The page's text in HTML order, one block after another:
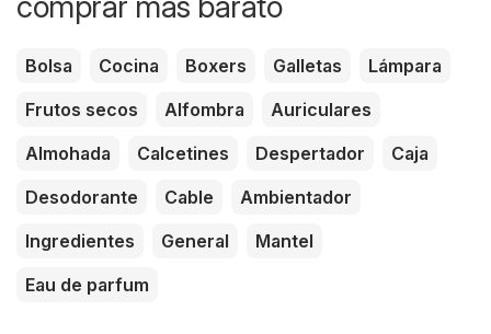
Bolsa Cocina Boxers Galletas
Lámpara
Frutos secos
Alfombra
Auriculares
Almohada
Calcetines Despertador
Caja
Desodorante
Cable
Ambientador
Ingredientes
General
Mantel
Eau de parfum